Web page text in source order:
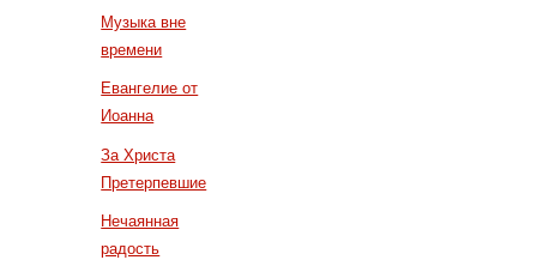
Музыка вне
времени
Евангелие от
Иоанна
За Христа
Претерпевшие
Нечаянная
радость